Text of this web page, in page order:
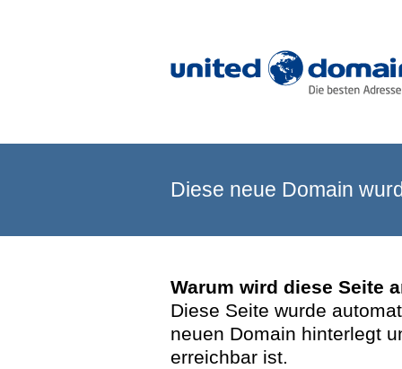
Diese neue Domain
Warum wird diese Seite
Diese Seite wurde
neuen Domain hinterlegt
erreichbar ist.